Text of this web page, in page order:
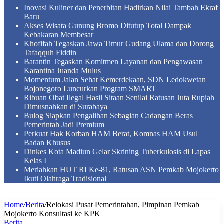
Inovasi Kuliner dan Penerbitan Hadirkan Nilai Tambah Ekraf
Baru
Akses Wisata Gunung Bromo Ditutup Total Dampak
Kebakaran Membesar
Khofifah Tegaskan Jawa Timur Gudang Ulama dan Dorong
Tafaqquh Fiddin
Barantin Tegaskan Komitmen Layanan dan Pengawasan
Karantina Juanda Mulus
Momentum Jalan Sehat Kemerdekaan, SDN Ledokwetan
Bojonegoro Luncurkan Program SMART
Ribuan Obat Ilegal Hasil Sitaan Senilai Ratusan Juta Rupiah
Dimusnahkan di Surabaya
Bulog Siapkan Pengalihan Sebagian Cadangan Beras
Pemerintah Jadi Premium
Perkuat Hak Korban HAM Berat, Komnas HAM Usul
Badan Khusus
Dinkes Kota Madiun Gelar Skrining Tuberkulosis di Lapas
Kelas I
Meriahkan HUT RI Ke-81, Ratusan ASN Pemkab Mojokerto
Ikuti Olahraga Tradisional
Home/Berita/Relokasi Pusat Pemerintahan, Pimpinan Pemkab
Mojokerto Konsultasi ke KPK